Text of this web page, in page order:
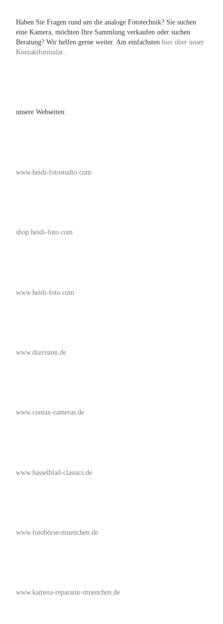
Haben Sie Fragen rund um die analoge Fototechnik? Sie suchen
eine Kamera, möchten Ihre Sammlung verkaufen oder suchen
Beratung? Wir helfen gerne weiter. Am einfachsten hier über unser
Kontaktformular...
unsere Webseiten:
www.heidi-fotostudio.com
shop.heidi-foto.com
www.heidi-foto.com
www.diavision.de
www.contax-cameras.de
www.hasselblad-classics.de
www.fotobörse-muenchen.de
www.kamera-reparatur-muenchen.de